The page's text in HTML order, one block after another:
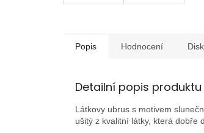
Popis Hodnocení
Detailní popis produktu
Látkovy ubrus s motivem
ušitý z kvalitní látky, která dobře